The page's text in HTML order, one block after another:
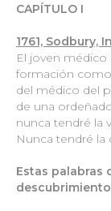
CAPÍTULO I
1761, Sodbury,
El joven médico
formación
del médico del
de una
nunca tendré la
Nunca tendré la
Estas palabras
descubrimiento